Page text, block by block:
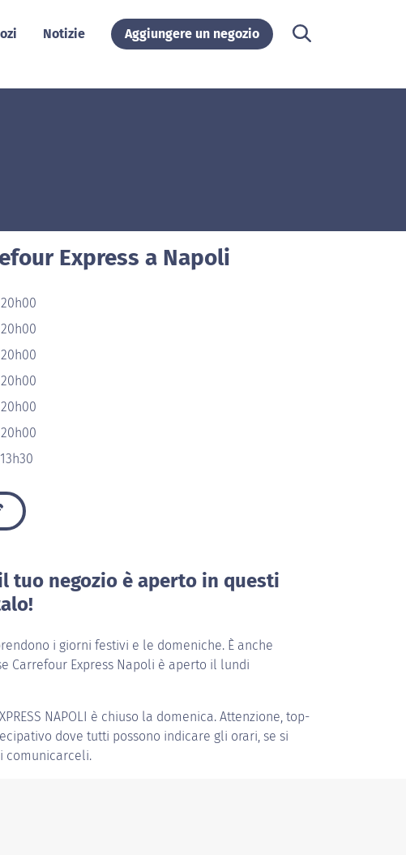
Notizie Aggiungere un negozio
Express a Napoli
tuo negozio è aperto in questi
i giorni festivi e le domeniche. È anche
Carrefour Express Napoli è aperto il lundi
NAPOLI è chiuso la domenica. Attenzione, top-
dove tutti possono indicare gli orari, se si
comunicarceli.